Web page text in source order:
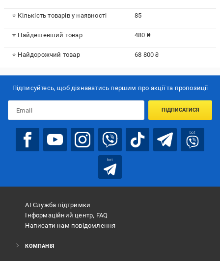
⭐ Кількість товарів у наявності 85
⭐ Найдешевший товар 480 ₴
⭐ Найдорожчий товар 68 800 ₴
Підписуйтесь, щоб дізнаватись першим про акції та пропозиції
ПІДПИСАТИСЯ
bot
bot
АІ Служба підтримки
Інформаційний центр, FAQ
Написати нам повідомлення
КОМПАНІЯ